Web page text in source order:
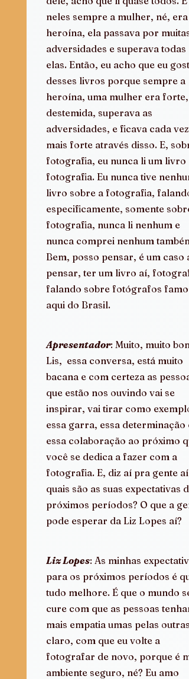
neles sempre a mulher, né, era
heroína, ela passava por muitas
adversidades e superava todas
elas. Então, eu acho que eu
desses livros porque sempre a
heroína, uma mulher era forte,
destemida, superava as
adversidades, e ficava cada vez
mais forte através disso. E,
fotografia, eu nunca li um livro
fotografia. Eu nunca tive
livro sobre a fotografia, falando
especificamente, somente
fotografia, nunca li nenhum e
nunca comprei nenhum
Bem, posso pensar, é um caso
pensar, ter um livro aí,
falando sobre fotógrafos
aqui do Brasil.
Apresentador: Muito, muito
Lis,  essa conversa, está muito
bacana e com certeza as
que estão nos ouvindo vai se
inspirar, vai tirar como exemplo
essa garra, essa determinação e
essa colaboração ao próximo
você se dedica a fazer com a
fotografia. E, diz aí pra gente aí,
quais são as suas expectativas
próximos períodos? O que a
pode esperar da Liz Lopes aí?
Liz Lopes: As minhas
para os próximos períodos é
tudo melhore. É que o mundo se
cure com que as pessoas
mais empatia umas pelas outras
claro, com que eu volte a
fotografar de novo, porque é
ambiente seguro, né? Eu amo